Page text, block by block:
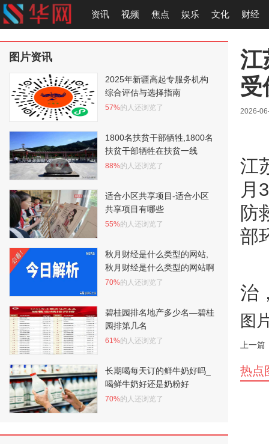
资讯 视频 焦点 娱乐 文化 财经
江
受
2026-
江
月
防
部
治
图
上一篇
图片资讯
2025年新疆高起专服务机构
综合评估与选择指南
57%的人还浏览了
1800名扶贫干部牺牲,1800名
扶贫干部牺牲在扶贫一线
88%的人还浏览了
适合小区共享项目-适合小区
共享项目有哪些
55%的人还浏览了
秋月财经是什么类型的网站,
秋月财经是什么类型的网站啊
70%的人还浏览了
碧桂园排名地产多少名—碧桂
园排第几名
61%的人还浏览了
长期喝每天订的鲜牛奶好吗_
喝鲜牛奶好还是奶粉好
70%的人还浏览了
热点